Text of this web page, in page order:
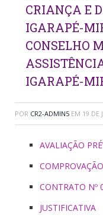
CRIANÇA E
IGARAPÉ-
CONSELHO
IGARAPÉ-
POR CR2-ADMIN5 EM 19 DE
AVALIAÇÃO
CONTRATO Nº
JUSTIFICATIVA